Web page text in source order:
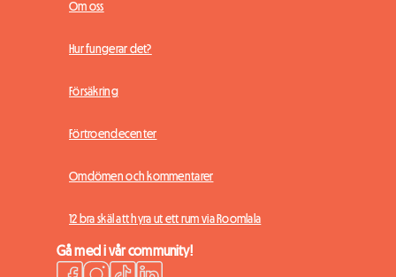
Om oss
Hur fungerar det?
Försäkring
Förtroendecenter
Omdömen och kommentarer
12 bra skäl att hyra ut ett rum via Roomlala
Gå med i vår community!